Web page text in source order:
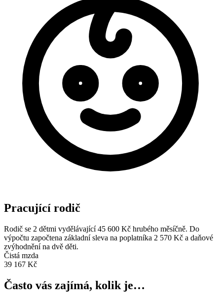
Pracující rodič
Rodič se 2 dětmi vydělávající 45 600 Kč hrubého měsíčně. Do
výpočtu započtena základní sleva na poplatníka 2 570 Kč a daňové
zvýhodnění na dvě děti.
Čistá mzda
39 167 Kč
Často vás zajímá, kolik je…